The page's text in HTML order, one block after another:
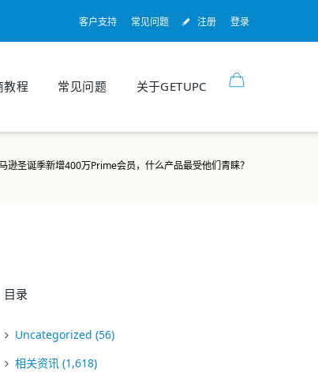
客户支持 常见问题 注册 登录
教程 常见问题 关于GETUPC
逊圣诞季新增400万Prime会员，什么产品最受他们青睐？
目录
Uncategorized (56)
相关资讯 (1,618)